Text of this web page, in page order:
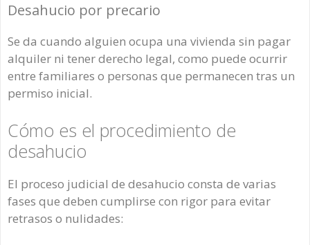
Desahucio por precario
Se da cuando alguien ocupa una vivienda sin pagar
alquiler ni tener derecho legal, como puede ocurrir
entre familiares o personas que permanecen tras un
permiso inicial.
Cómo es el procedimiento de
desahucio
El proceso judicial de desahucio consta de varias
fases que deben cumplirse con rigor para evitar
retrasos o nulidades: